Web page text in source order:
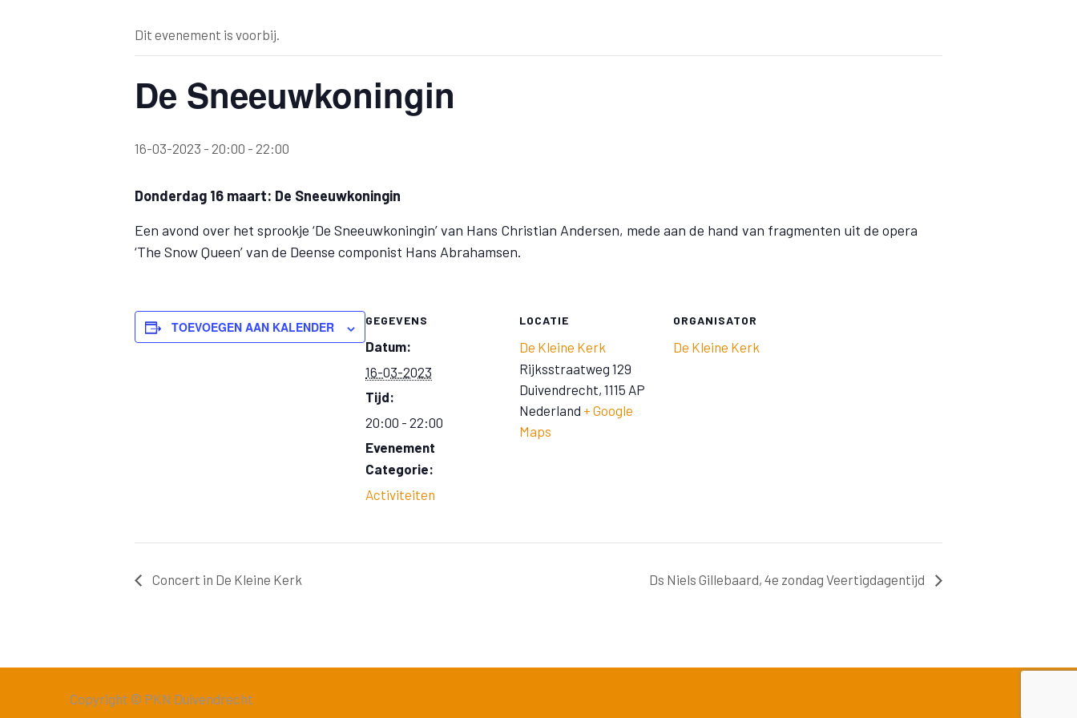
Dit evenement is voorbij.
De Sneeuwkoningin
16-03-2023 - 20:00 - 22:00
Donderdag 16 maart: De Sneeuwkoningin
Een avond over het sprookje ‘De Sneeuwkoningin’ van Hans Christian Andersen, mede aan de hand van fragmenten uit de opera
‘The Snow Queen’ van de Deense componist Hans Abrahamsen.
TOEVOEGEN AAN KALENDER GEGEVENS
Datum:
16-03-2023
Tijd:
20:00 - 22:00
Evenement
Categorie:
Activiteiten
LOCATIE
De Kleine Kerk
Rijksstraatweg 129
Duivendrecht, 1115 AP
Nederland + Google
Maps
ORGANISATOR
De Kleine Kerk
Concert in De Kleine Kerk Ds Niels Gillebaard, 4e zondag Veertigdagentijd
Copyright © PKN Duivendrecht